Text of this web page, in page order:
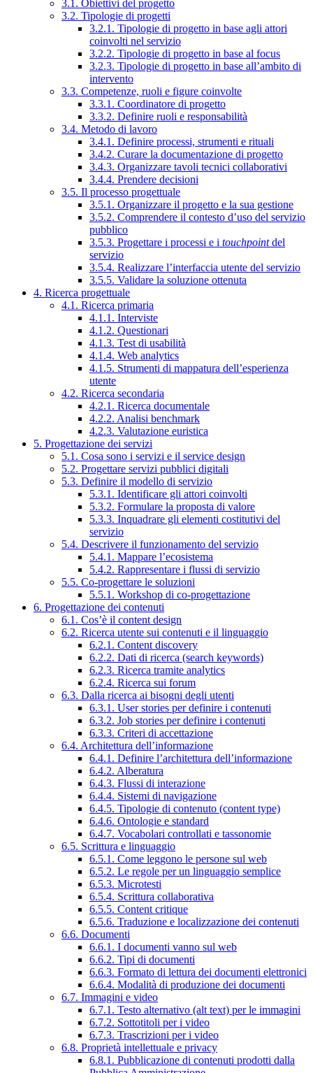
3.1. Obiettivi del progetto
3.2. Tipologie di progetti
3.2.1. Tipologie di progetto in base agli attori
coinvolti nel servizio
3.2.2. Tipologie di progetto in base al focus
3.2.3. Tipologie di progetto in base all’ambito di
intervento
3.3. Competenze, ruoli e figure coinvolte
3.3.1. Coordinatore di progetto
3.3.2. Definire ruoli e responsabilità
3.4. Metodo di lavoro
3.4.1. Definire processi, strumenti e rituali
3.4.2. Curare la documentazione di progetto
3.4.3. Organizzare tavoli tecnici collaborativi
3.4.4. Prendere decisioni
3.5. Il processo progettuale
3.5.1. Organizzare il progetto e la sua gestione
3.5.2. Comprendere il contesto d’uso del servizio
pubblico
3.5.3. Progettare i processi e i touchpointdel
servizio
3.5.4. Realizzare l’interfaccia utente del servizio
3.5.5. Validare la soluzione ottenuta
4. Ricerca progettuale
4.1. Ricerca primaria
4.1.1. Interviste
4.1.2. Questionari
4.1.3. Test di usabilità
4.1.4. Web analytics
4.1.5. Strumenti di mappatura dell’esperienza
utente
4.2. Ricerca secondaria
4.2.1. Ricerca documentale
4.2.2. Analisi benchmark
4.2.3. Valutazione euristica
5. Progettazione dei servizi
5.1. Cosa sono i servizi e il service design
5.2. Progettare servizi pubblici digitali
5.3. Definire il modello di servizio
5.3.1. Identificare gli attori coinvolti
5.3.2. Formulare la proposta di valore
5.3.3. Inquadrare gli elementi costitutivi del
servizio
5.4. Descrivere il funzionamento del servizio
5.4.1. Mappare l’ecosistema
5.4.2. Rappresentare i flussi di servizio
5.5. Co-progettare le soluzioni
5.5.1. Workshop di co-progettazione
6. Progettazione dei contenuti
6.1. Cos’è il content design
6.2. Ricerca utente sui contenuti e il linguaggio
6.2.1. Content discovery
6.2.2. Dati di ricerca (search keywords)
6.2.3. Ricerca tramite analytics
6.2.4. Ricerca sui forum
6.3. Dalla ricerca ai bisogni degli utenti
6.3.1. User stories per definire i contenuti
6.3.2. Job stories per definire i contenuti
6.3.3. Criteri di accettazione
6.4. Architettura dell’informazione
6.4.1. Definire l’architettura dell’informazione
6.4.2. Alberatura
6.4.3. Flussi di interazione
6.4.4. Sistemi di navigazione
6.4.5. Tipologie di contenuto (content type)
6.4.6. Ontologie e standard
6.4.7. Vocabolari controllati e tassonomie
6.5. Scrittura e linguaggio
6.5.1. Come leggono le persone sul web
6.5.2. Le regole per un linguaggio semplice
6.5.3. Microtesti
6.5.4. Scrittura collaborativa
6.5.5. Content critique
6.5.6. Traduzione e localizzazione dei contenuti
6.6. Documenti
6.6.1. I documenti vanno sul web
6.6.2. Tipi di documenti
6.6.3. Formato di lettura dei documenti elettronici
6.6.4. Modalità di produzione dei documenti
6.7. Immagini e video
6.7.1. Testo alternativo (alt text) per le immagini
6.7.2. Sottotitoli per i video
6.7.3. Trascrizioni per i video
6.8. Proprietà intellettuale e privacy
6.8.1. Pubblicazione di contenuti prodotti dalla